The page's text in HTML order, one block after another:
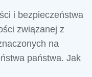
i bezpieczeństwa
związanej z
na
państwa. Jak